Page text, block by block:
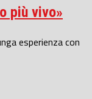
più vivo»
esperienza con